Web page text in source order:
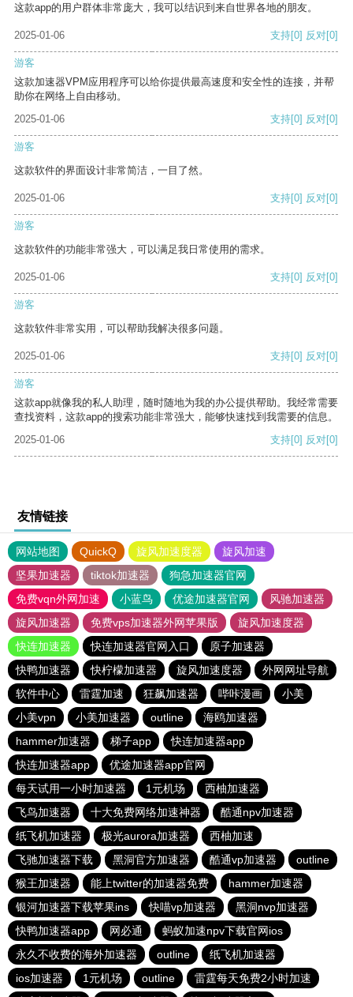
这款app的用户群体非常庞大，我可以结识到来自世界各地的朋友。
2025-01-06 支持[0] 反对[0]
游客
这款加速器VPM应用程序可以给你提供最高速度和安全性的连接，并帮
助你在网络上自由移动。
2025-01-06
支持[0] 反对[0]
游客
这款软件的界面设计非常简洁，一目了然。
2025-01-06 支持[0] 反对[0]
游客
这款软件的功能非常强大，可以满足我日常使用的需求。
2025-01-06 支持[0] 反对[0]
游客
这款软件非常实用，可以帮助我解决很多问题。
2025-01-06 支持[0] 反对[0]
游客
这款app就像我的私人助理，随时随地为我的办公提供帮助。我经常需要
查找资料，这款app的搜索功能非常强大，能够快速找到我需要的信息。
2025-01-06
支持[0] 反对[0]
友情链接
网站地图 QuickQ 旋风加速度器
旋风加速
坚果加速器
tiktok加速器
狗急加速器官网
免费vqn外网加速
小蓝鸟 优途加速器官网
风驰加速器
旋风加速器
免费vps加速器外网苹果版
旋风加速度器
快连加速器
快连加速器官网入口
原子加速器
快鸭加速器
快柠檬加速器 旋风加速度器
外网网址导航
软件中心
雷霆加速 狂飙加速器 哔咔漫画
小美
小美vpn
小美加速器 outline
海鸥加速器
hammer加速器
梯子app
快连加速器app
快连加速器app
优途加速器app官网
每天试用一小时加速器
1元机场
西柚加速器
飞鸟加速器
十大免费网络加速神器
酷通npv加速器
纸飞机加速器
极光aurora加速器
西柚加速
飞驰加速器下载
黑洞官方加速器 酷通vp加速器
outline
猴王加速器
能上twitter的加速器免费
hammer加速器
银河加速器下载苹果ins
快喵vp加速器
黑洞nvp加速器
快鸭加速器app
网必通
蚂蚁加速npv下载官网ios
永久不收费的海外加速器
outline
纸飞机加速器
ios加速器
1元机场 outline
雷霆每天免费2小时加速